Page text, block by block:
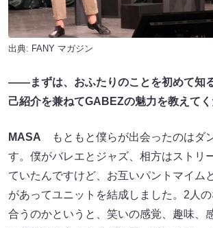
出典: FANY マガジン
――まずは、おふたりのことを初めて知
己紹介を兼ねてGABEZの魅力を教えてく
MASA もともと僕らが出会ったのはダ
す。僕がバレエとジャズ、相方はストリ
ていたんですけど、お互いパントマイム
があってユニットを結成しました。2人
合うのかというと、笑いの感覚、趣味、